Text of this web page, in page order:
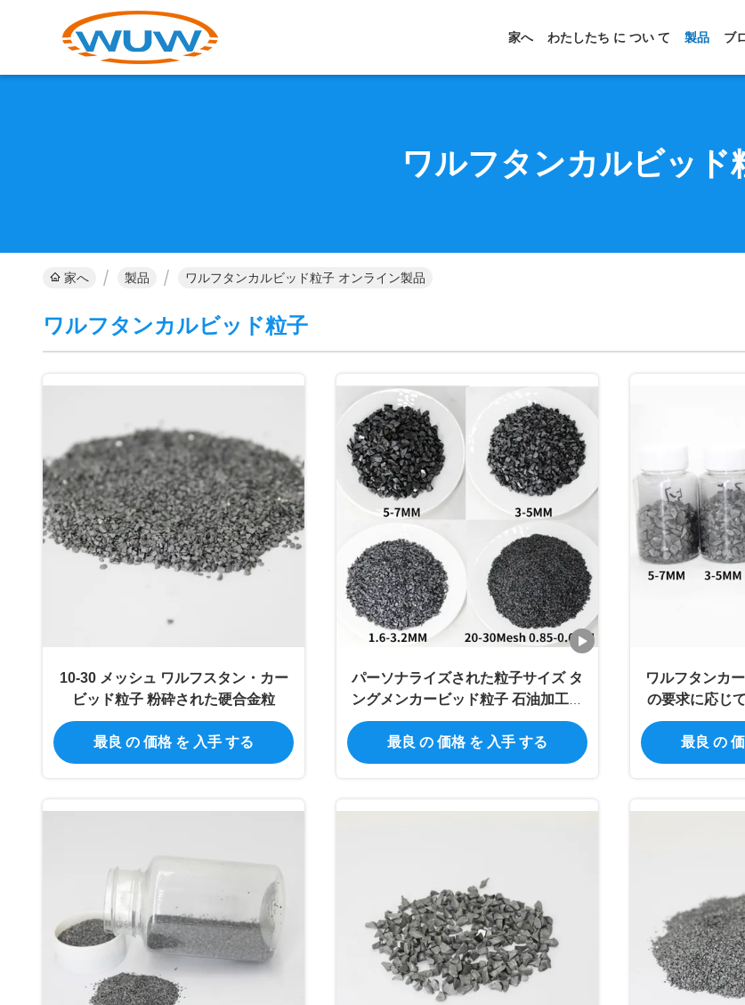
家へ わたしたち に つい て 製品 ブ
ワルフタンカルビッド
家へ 製品 ワルフタンカルビッド粒子 オンライン製品
ワルフタンカルビッド粒子
10-30 メッシュ ワルフスタン・カー
ビッド粒子 粉砕された硬合金粒
最良 の 価格 を 入手 する
パーソナライズされた粒子サイズ タ
ングメンカービッド粒子 石油加工の
ためのカービッド合金粒子
最良 の 価格 を 入手 する
ワルフタンカ
の要求に応じ
粒子のサイズ
1.6-
最良 の